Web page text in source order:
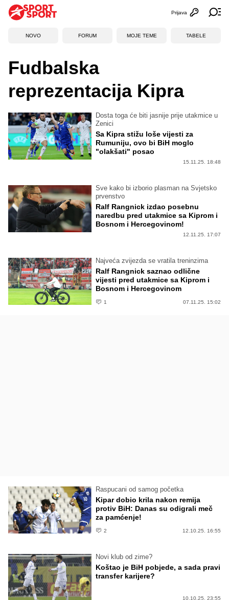
Otvori
Prijava
NOVO FORUM MOJE TEME TABELE
Fudbalska
reprezentacija Kipra
Dosta toga će biti jasnije prije utakmice u
Zenici
Sa Kipra stižu loše vijesti za
Rumuniju, ovo bi BiH moglo
"olakšati" posao
15.11.25. 18:48
Sve kako bi izborio plasman na Svjetsko
prvenstvo
Ralf Rangnick izdao posebnu
naredbu pred utakmice sa Kiprom i
Bosnom i Hercegovinom!
12.11.25. 17:07
Najveća zvijezda se vratila treninzima
Ralf Rangnick saznao odlične
vijesti pred utakmice sa Kiprom i
Bosnom i Hercegovinom
1 07.11.25. 15:02
Raspucani od samog početka
Kipar dobio krila nakon remija
protiv BiH: Danas su odigrali meč
za pamćenje!
2 12.10.25. 16:55
Novi klub od zime?
Koštao je BiH pobjede, a sada pravi
transfer karijere?
10.10.25. 23:55